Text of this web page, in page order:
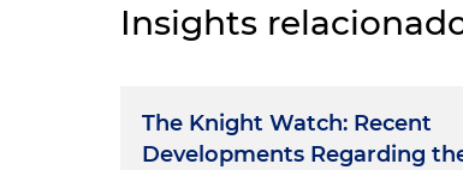
Insights
The Knight Watch: Recent
Developments Regarding